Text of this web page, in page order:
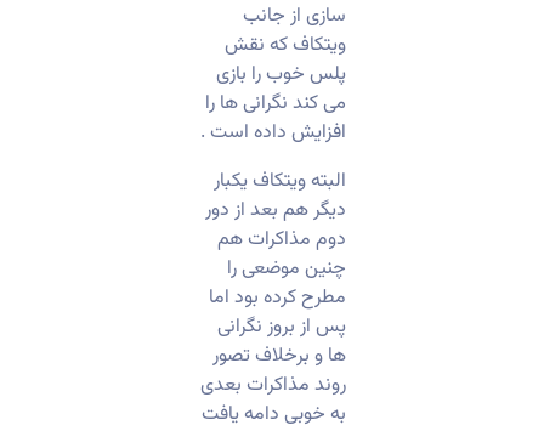
سازی از جانب
ویتکاف که نقش
پلس خوب را بازی
می کند نگرانی ها را
افزایش داده است .
البته ویتکاف یکبار
دیگر هم بعد از دور
دوم مذاکرات هم
چنین موضعی را
مطرح کرده بود اما
پس از بروز نگرانی
ها و برخلاف تصور
روند مذاکرات بعدی
به خوبی دامه یافت